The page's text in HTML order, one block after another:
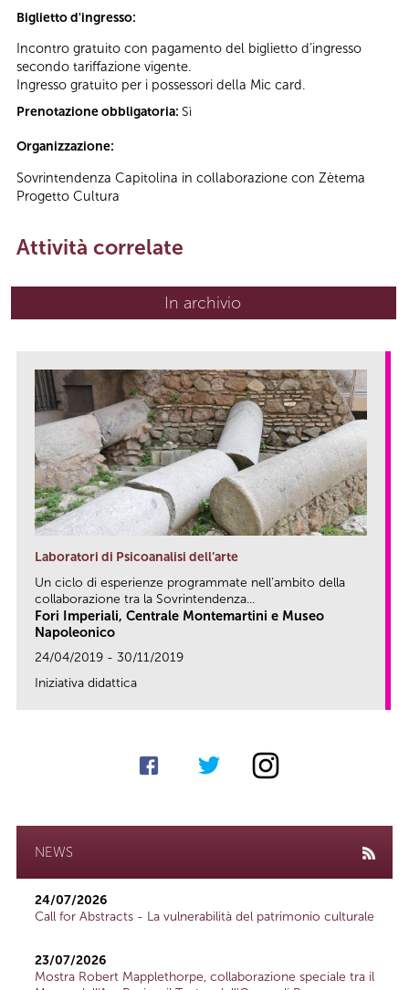
Biglietto d'ingresso:
Incontro gratuito con pagamento del biglietto d’ingresso
secondo tariffazione vigente.
Ingresso gratuito per i possessori della Mic card.
Prenotazione obbligatoria: Sì
Organizzazione:
Sovrintendenza Capitolina in collaborazione con Zètema
Progetto Cultura
Attività correlate
In archivio
Laboratori di Psicoanalisi dell’arte
Un ciclo di esperienze programmate nell’ambito della
collaborazione tra la Sovrintendenza...
Fori Imperiali, Centrale Montemartini e Museo
Napoleonico
24/04/2019 - 30/11/2019
Iniziativa didattica
NEWS
24/07/2026
Call for Abstracts - La vulnerabilità del patrimonio culturale
23/07/2026
Mostra Robert Mapplethorpe, collaborazione speciale tra il